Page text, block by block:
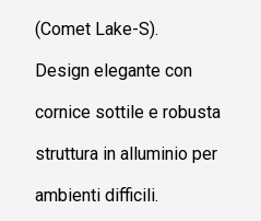
(Comet Lake-S).
Design elegante con
cornice sottile e robusta
struttura in alluminio per
ambienti difficili.